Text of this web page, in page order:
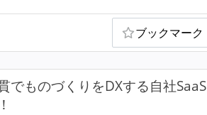
ブックマーク
でものづくりをDXする自社SaaS